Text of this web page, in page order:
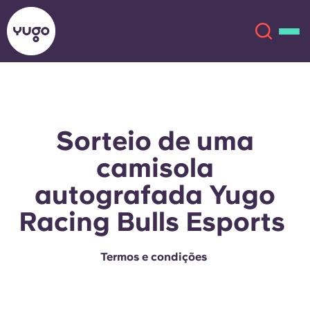
Localizações
Mais
English (US)
Español
Català Deutsch
Italian French
Sorteio de uma
camisola
autografada Yugo
Racing Bulls Esports
Termos e condições